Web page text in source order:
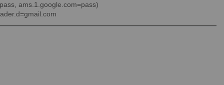
ams.1.google.com=pass)